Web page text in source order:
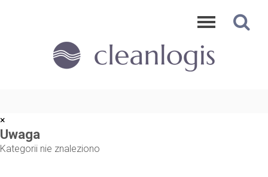
×
Uwaga
Kategorii nie znaleziono